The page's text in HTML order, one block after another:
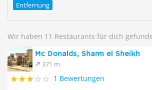
Entfernung
Wir haben 11 Restaurants für dich
Mc Donalds, Sharm el Sheikh
371 m
1 Bewertungen